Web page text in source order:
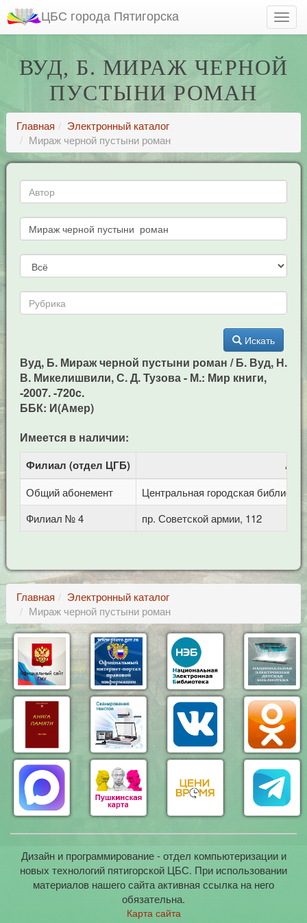
ЦБС города Пятигорска
ВУД, Б. МИРАЖ ЧЕРНОЙ
ПУСТЫНИ РОМАН
Главная
Электронный каталог
Мираж черной пустыни роман
Искать
Вуд, Б. Мираж черной пустыни роман / Б. Вуд, Н.
В. Микелишвили, С. Д. Тузова - М.: Мир книги,
-2007. -720c.
ББК: И(Амер)
Имеется в наличии:
Филиал (отдел ЦГБ)
Общий абонемент
Центральная городская
Филиал № 4
пр. Советской армии, 112
Главная
Электронный каталог
Мираж черной пустыни роман
Дизайн и программирование - отдел компьютеризации и
новых технологий пятигорской ЦБС. При использовании
материалов нашего сайта активная ссылка на него
обязательна.
Карта сайта